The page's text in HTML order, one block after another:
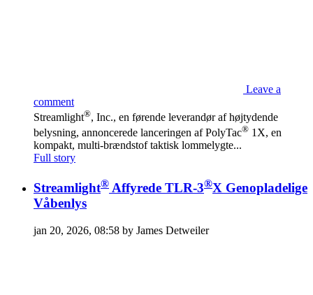
Leave a
comment
Streamlight®, Inc., en førende leverandør af højtydende
belysning, annoncerede lanceringen af PolyTac® 1X, en
kompakt, multi-brændstof taktisk lommelygte...
Full story
Streamlight® Affyrede TLR-3®X Genopladelige
Våbenlys
jan 20, 2026, 08:58 by James Detweiler